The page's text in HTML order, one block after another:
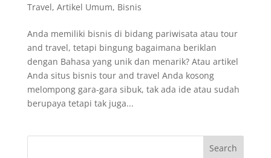
Travel, Artikel Umum, Bisnis
Anda memiliki bisnis di bidang pariwisata atau tour
and travel, tetapi bingung bagaimana beriklan
dengan Bahasa yang unik dan menarik? Atau artikel
Anda situs bisnis tour and travel Anda kosong
melompong gara-gara sibuk, tak ada ide atau sudah
berupaya tetapi tak juga...